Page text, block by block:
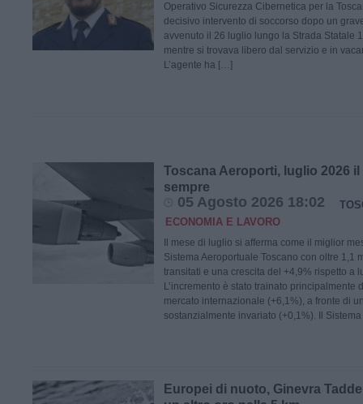
Operativo Sicurezza Cibernetica per la
decisivo intervento di soccorso dopo un
avvenuto il 26 luglio lungo la Strada Statale
mentre si trovava libero dal servizio e in
L’agente ha […]
Toscana Aeroporti, luglio 2026
sempre
05 Agosto 2026 18:02
ECONOMIA E LAVORO
Il mese di luglio si afferma come il miglior
Sistema Aeroportuale Toscano con oltre 1,1
transitati e una crescita del +4,9% rispetto a
L’incremento è stato trainato principalmente
mercato internazionale (+6,1%), a fronte di
sostanzialmente invariato (+0,1%). Il
Europei di nuoto, Ginevra